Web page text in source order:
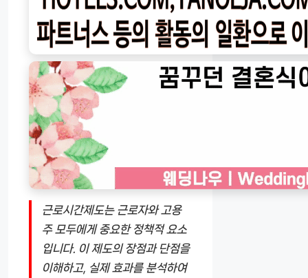
근로시간제도는 근로자와 고용
주 모두에게 중요한 정책적 요소
입니다. 이 제도의 장점과 단점을
이해하고, 실제 효과를 분석하여